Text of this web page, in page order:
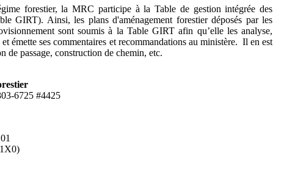
forestier, la MRC participe à la Table de gestion intégrée des
GIRT). Ainsi, les plans d'aménagement forestier déposés par les
sont soumis à la Table GIRT afin qu’elle les analyse,
émette ses commentaires et recommandations au ministère. Il en est
de passage, construction de chemin, etc.
6725 #4425